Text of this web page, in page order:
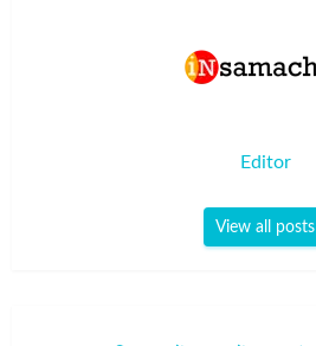
Editor
View all posts